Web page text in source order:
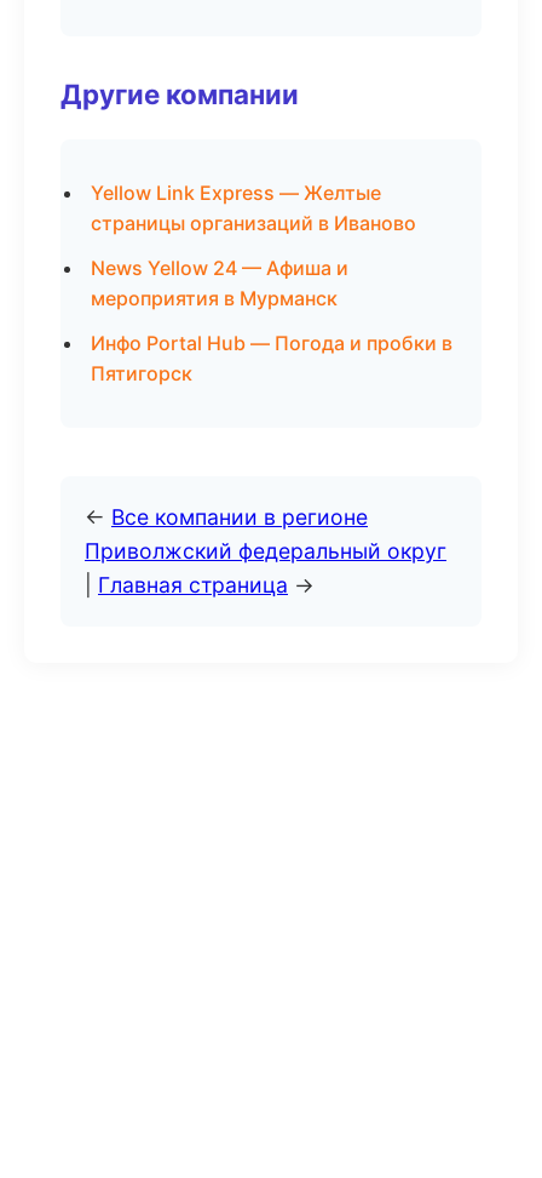
Другие компании
Yellow Link Express — Желтые
страницы организаций в Иваново
News Yellow 24 — Афиша и
мероприятия в Мурманск
Инфо Portal Hub — Погода и пробки в
Пятигорск
← Все компании в регионе
Приволжский федеральный округ
Главная страница →